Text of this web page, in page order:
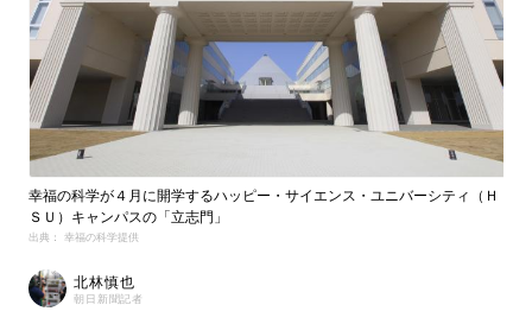
幸福の科学が４月に開学するハッピー・サイエンス・ユニバーシティ（Ｈ
ＳＵ）キャンパスの「立志門」
出典： 幸福の科学提供
北林慎也
朝日新聞記者